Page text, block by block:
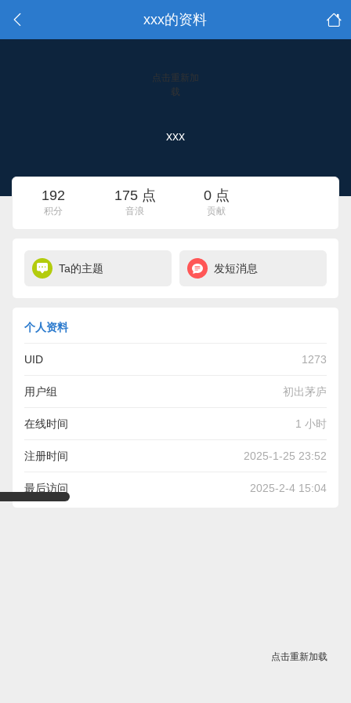
xxx的资料
点击重新加
载
xxx
192
积分
175 点
音浪
0 点
贡献
Ta的主题 发短消息
个人资料
UID 1273
用户组 初出茅庐
在线时间 1 小时
注册时间 2025-1-25 23:52
最后访问 2025-2-4 15:04
点击重新加载